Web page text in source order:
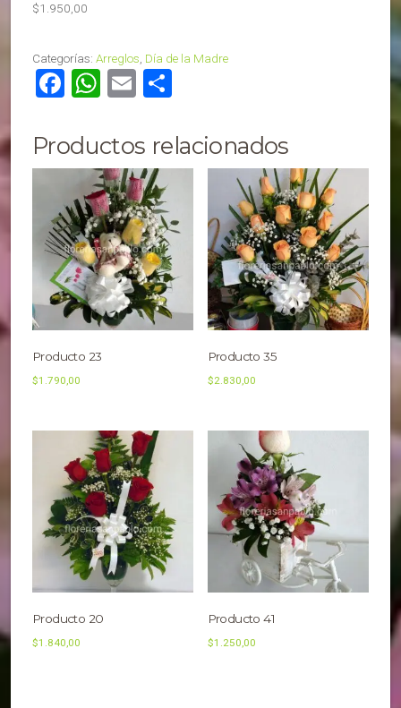
$1.950,00
Categorías: Arreglos Día de la Madre
Facebook
WhatsApp
Email
Productos relacionados
Producto 23
$1.790,00
Producto 35
$2.830,00
Producto 20
$1.840,00
Producto 41
$1.250,00